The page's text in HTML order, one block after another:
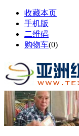
收藏本页
手机版
二维码
购物车(0)